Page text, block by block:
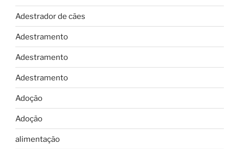
Adestrador de cães
Adestramento
Adestramento
Adestramento
Adoção
Adoção
alimentação